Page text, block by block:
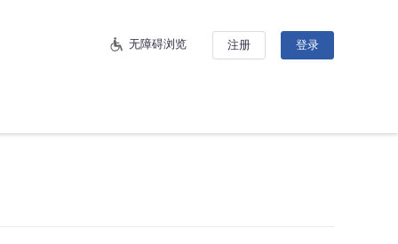
无障碍浏览 注册 登录